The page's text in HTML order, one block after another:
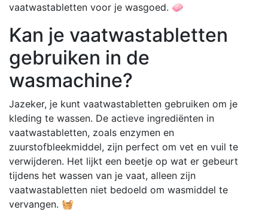
vaatwastabletten voor je wasgoed. 🧼
Kan je vaatwastabletten
gebruiken in de
wasmachine?
Jazeker, je kunt vaatwastabletten gebruiken om je
kleding te wassen. De actieve ingrediënten in
vaatwastabletten, zoals enzymen en
zuurstofbleekmiddel, zijn perfect om vet en vuil te
verwijderen. Het lijkt een beetje op wat er gebeurt
tijdens het wassen van je vaat, alleen zijn
vaatwastabletten niet bedoeld om wasmiddel te
vervangen. 🧺